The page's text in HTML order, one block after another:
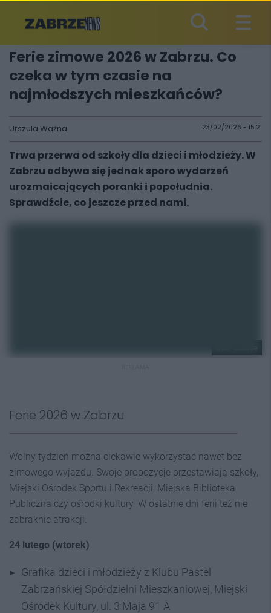
Ferie zimowe 2026 w Zabrzu. Co
czeka w tym czasie na
najmłodszych mieszkańców?
Urszula Ważna 23/02/2026 - 15:21
Trwa przerwa od szkoły dla dzieci i młodzieży. W
Zabrzu odbywa się jednak sporo wydarzeń
urozmaicających poranki i popołudnia.
Sprawdźcie, co jeszcze przed nami.
Ferie 2026 w Zabrzu
Wolny tydzień można ciekawie wykorzystać nawet bez
zimowego wyjazdu. Swoje propozycje przestawiają szkoły,
Miejski Ośrodek Sportu i Rekreacji, Miejska Biblioteka
Publiczna czy ośrodki kultury. W ostatnie dni ferii też nie
zabraknie atrakcji.
24 lutego (wtorek)
Grafika dzieci i młodzieży z Klubu Pastel
Zabrzańskiej Spółdzielni Mieszkaniowej, Miejski
Ośrodek Kultury, ul. 3 Maja 91 A